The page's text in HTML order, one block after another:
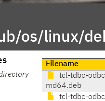
os/linux/
Filename
tcl-tdbc-
md64.deb
tcl-tdbc-